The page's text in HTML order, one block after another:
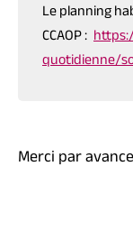
Le planning
CCAOP :
quotidienne/
Merci par